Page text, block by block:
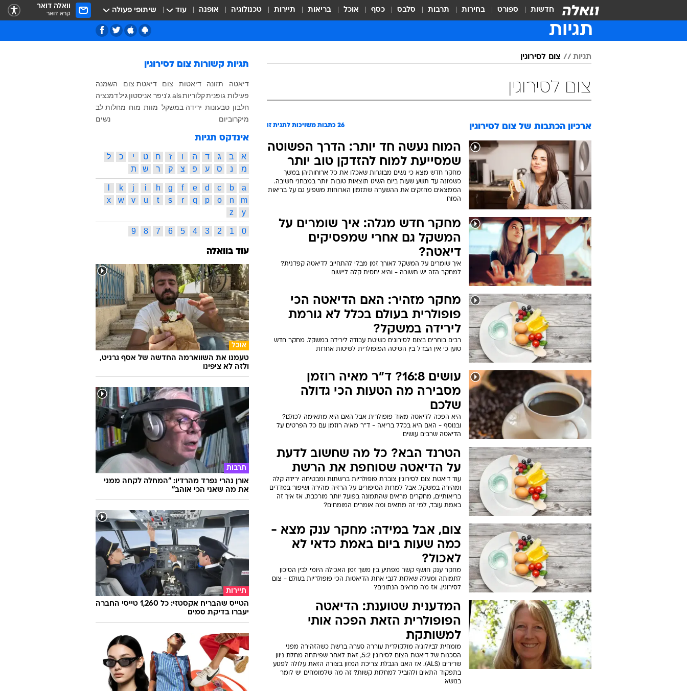
חדשות ספורט בחירות תרבות סלבס כסף אוכל בריאות תיירות טכנולוגיה אופנה עוד שיתופי פעולה וואלה דואר
קרא דואר
תגיות
תגיות צום לסירוגין
צום לסירוגין
ארכיון הכתבות של צום לסירוגין 26 כתבות משויכות לתגית זו
המוח נעשה חד יותר: הדרך הפשוטה
שמסייעת למוח להזדקן טוב יותר
מחקר חדש מצא כי נשים מבוגרות שאכלו את כל ארוחותיהן במשך
כשמונה עד תשע שעות ביום השיגו תוצאות טובות יותר במבחני חשיבה.
הממצאים מחזקים את ההשערה שתזמון הארוחות משפיע גם על בריאות
המוח
מחקר חדש מגלה: איך שומרים על
המשקל גם אחרי שמפסיקים
דיאטה?
איך שומרים על המשקל לאורך זמן מבלי להתחייב לדיאטה קפדנית?
למחקר הזה יש תשובה - והיא יחסית קלה ליישום
מחקר מזהיר: האם הדיאטה הכי
פופולרית בעולם בכלל לא גורמת
לירידה במשקל?
רבים בוחרים בצום לסירוגים כשיטת עבודה לירידה במשקל. מחקר חדש
טוען כי אין הבדל בין השיטה הפופולרית לשיטות אחרות
עושים 16:8? ד"ר מאיה רוזמן
מסבירה מה הטעות הכי גדולה
שלכם
היא הפכה לדיאטה מאוד פופולרית אבל האם היא מתאימה לכולם?
ובנוסף - האם היא בכלל בריאה - ד"ר מאיה רוזמן עם כל הפרטים על
הדיאטה שרבים עושים
הטרנד הבא? כל מה שחשוב לדעת
על הדיאטה שסוחפת את הרשת
עוד דיאטת צום לסירוגין צוברת פופולריות ברשתות ומבטיחה ירידה קלה
ומהירה במשקל. אבל למרות הסיפורים על הרזיה מהירה ושיפור במדדים
בריאותיים, מחקרים מראים שהתמונה בפועל יותר מורכבת. אז איך זה
באמת עובד, למי זה מתאים ומה אומרים המומחים?
צום, אבל במידה: מחקר ענק מצא -
כמה שעות ביום באמת כדאי לא
לאכול?
מחקר ענק חושף קשר מפתיע בין משך זמן האכילה היומי לבין הסיכון
לתמותה ומעלה שאלות לגבי אחת הדיאטות הכי פופולריות בעולם - צום
לסירוגין. אז מה מראים הנתונים?
המדענית שטוענת: הדיאטה
הפופולרית הזאת הפכה אותי
למשותקת
מומחית לביולוגיה מולקולרית עוררה סערה ברשת כשהזהירה מפני
הסכנות של דיאטת הצום לסירוגין 5:2, זאת לאחר שפיתחה מחלת ניוון
שרירים (ALS). אז האם הגבלת צריכת המזון בצורה הזאת עלולה לפגוע
בתפקוד התאים ולהוביל למחלות קשות? זה מה שלמומחים יש לומר
בנושא
תגיות קשורות צום לסירוגין
דיאטה תזונה דיאטות צום דיאטת צום
השמנה
פעילות גופניתקלוריותalsג'ניפר אניסטוןגילדמנציה
חלבון טבעונות ירידה במשקל מוות מוח מחלות לב
מיקרוביום
נשים
אינדקס תגיות
א ב ג ד ה ו ז ח ט י כ
ל
מ
נ ס ע פ צ ק ר ש ת
a
b
c
d
e
f
g
h
i
j
k
m
n
o
p
q
r
s
t
u
v
w
x
y
z
0
1
2
3
4
5
6
7
8
9
עוד בוואלה
אוכל
טעמנו את השווארמה החדשה של אסף גרניט,
ולזה לא ציפינו
תרבות
אורן נהרי נפרד מהרדיו: "המחלה לקחה ממני
את מה שאני הכי אוהב"
תיירות
הטייס שהבריח אקסטזי: כל 1,260 טייסי החברה
יעברו בדיקת סמים